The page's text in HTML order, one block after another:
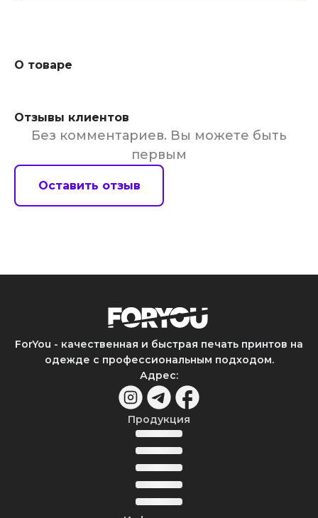
О товаре
Отзывы клиентов
Без комментариев. Вы можете быть
первым
Оставить отзыв
ForYou - качественная и быстрая печать принтов на
одежде с профессиональным подходом.
Адрес:
Продукция